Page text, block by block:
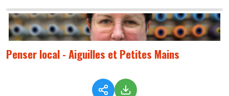
Penser local - Aiguilles et Petites Mains